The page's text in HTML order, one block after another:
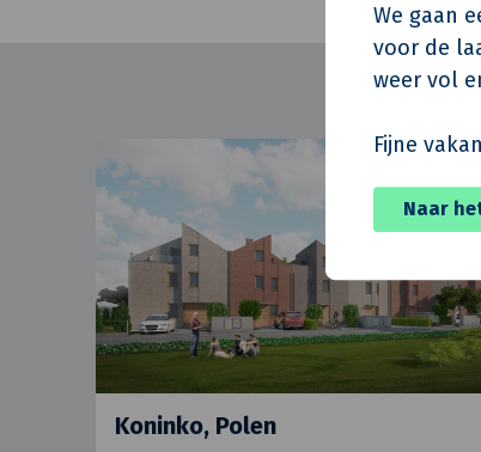
We gaan
voor de
weer vol
Fijne
Naar
Koninko, Polen